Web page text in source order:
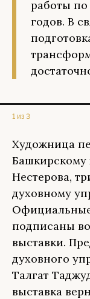
работы по
годов. В
1 из 3
Художница
Башкирскому
Нестерова,
духовному
подписаны
выставки.
духовного
Талгат
выставка